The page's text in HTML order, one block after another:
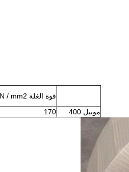
قوة الغلة RP0.2N / mm2
مونيل 400
170